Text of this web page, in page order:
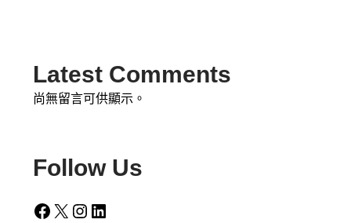
Latest Comments
尚無留言可供顯示。
Follow Us
Facebook X Instagram LinkedIn